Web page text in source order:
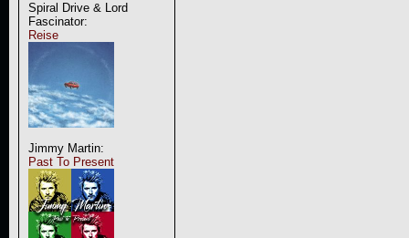
Spiral Drive & Lord
Fascinator:
Reise
Jimmy Martin:
Past To Present